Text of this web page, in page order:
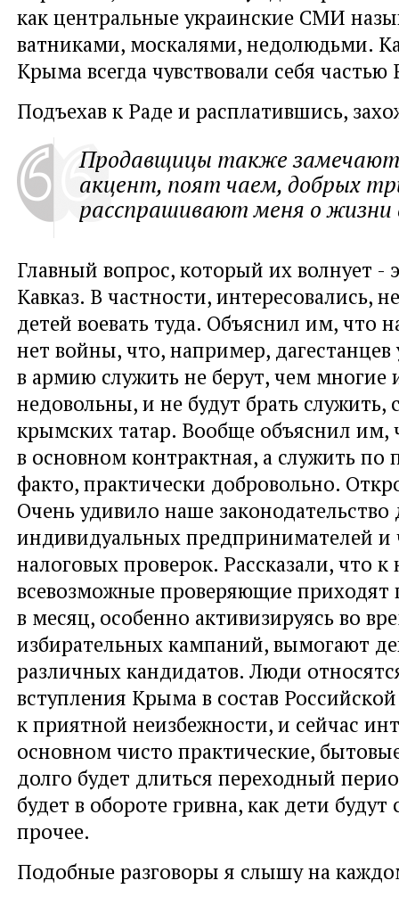
как центральные украинские СМИ
ватниками, москалями, недолюдьми.
Крыма всегда чувствовали себя частью
Подъехав к Раде и расплатившись,
Продавщицы также замечают
акцент, поят чаем, добрых
расспрашивают меня о жизни
Главный вопрос, который их волнует -
Кавказ. В частности, интересовались,
детей воевать туда. Объяснил им, что
нет войны, что, например, дагестанцев
в армию служить не берут, чем многие
недовольны, и не будут брать служить,
крымских татар. Вообще объяснил им,
в основном контрактная, а служить по
факто, практически добровольно.
Очень удивило наше законодательство
индивидуальных предпринимателей и
налоговых проверок. Рассказали, что
всевозможные проверяющие приходят
в месяц, особенно активизируясь во
избирательных кампаний, вымогают
различных кандидатов. Люди
вступления Крыма в состав
к приятной неизбежности, и сейчас
основном чисто практические,
долго будет длиться переходный
будет в обороте гривна, как дети будут
прочее.
Подобные разговоры я слышу на